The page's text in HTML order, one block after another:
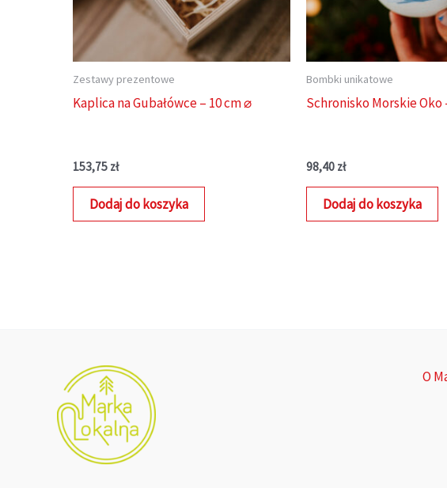
Zestawy prezentowe
Kaplica na Gubałówce – 10 cm ⌀
153,75 zł
Dodaj do koszyka
Bombki unikatowe
Schronisko Morskie Oko
98,40 zł
Dodaj do koszyka
O